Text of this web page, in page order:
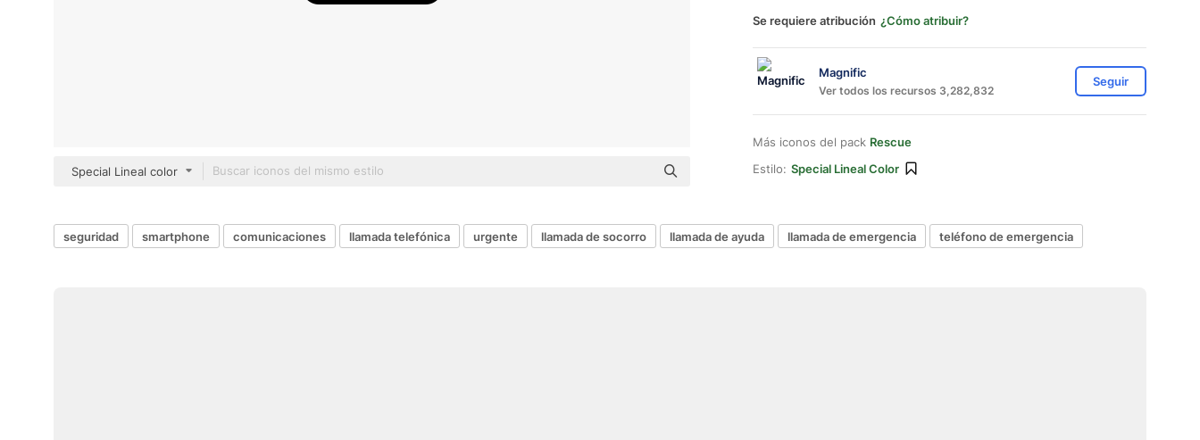
Special Lineal color
Se requiere atribución ¿Cómo atribuir?
Magnific
Ver todos los recursos 3,282,832
Seguir
Más iconos del pack Rescue
Estilo: Special Lineal Color
seguridad smartphone comunicaciones llamada telefónica urgente llamada de socorro llamada de ayuda llamada de emergencia teléfono de emergencia